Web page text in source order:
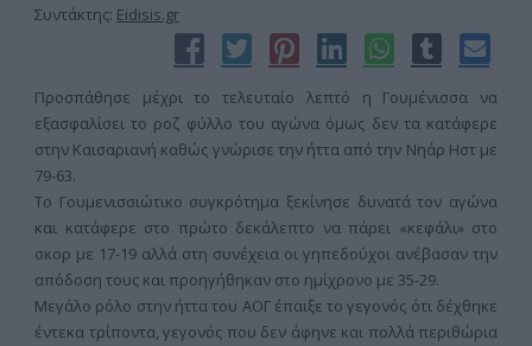
Συντάκτης: Eidisis.gr
Προσπάθησε μέχρι το τελευταίο λεπτό η Γουμένισσα να
εξασφαλίσει το ροζ φύλλο του αγώνα όμως δεν τα κατάφερε
στην Καισαριανή καθώς γνώρισε την ήττα από την Νηάρ Ηστ με
79-63.
Το Γουμενισσιώτικο συγκρότημα ξεκίνησε δυνατά τον αγώνα
και κατάφερε στο πρώτο δεκάλεπτο να πάρει «κεφάλι» στο
σκορ με 17-19 αλλά στη συνέχεια οι γηπεδούχοι ανέβασαν την
απόδοση τους και προηγήθηκαν στο ημίχρονο με 35-29.
Μεγάλο ρόλο στην ήττα του ΑΟΓ έπαιξε το γεγονός ότι δέχθηκε
έντεκα τρίποντα, γεγονός που δεν άφηνε και πολλά περιθώρια